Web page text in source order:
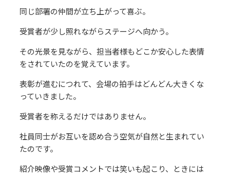
同じ部署の仲間が立ち上がって喜ぶ。
受賞者が少し照れながらステージへ向かう。
その光景を見ながら、担当者様もどこか安心した表情
をされていたのを覚えています。
表彰が進むにつれて、会場の拍手はどんどん大きくな
っていきました。
受賞者を称えるだけではありません。
社員同士がお互いを認め合う空気が自然と生まれてい
たのです。
紹介映像や受賞コメントでは笑いも起こり、ときには